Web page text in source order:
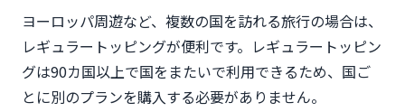
ヨーロッパ周遊など、複数の国を訪れる旅行の場合は、
レギュラートッピングが便利です。レギュラートッピン
グは90カ国以上で国をまたいで利用できるため、国ご
とに別のプランを購入する必要がありません。